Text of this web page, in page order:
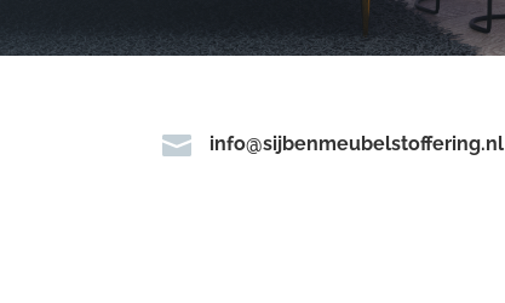
 info@sijbenmeubelstoffering.nl